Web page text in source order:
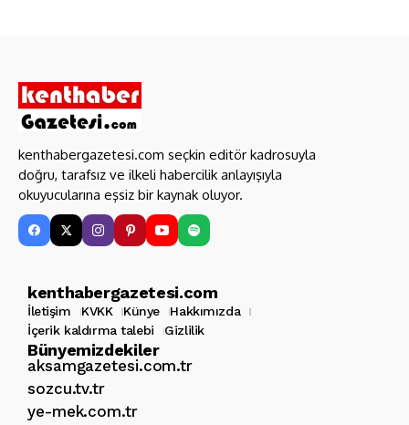
kenthabergazetesi.com seçkin editör kadrosuyla
doğru, tarafsız ve ilkeli habercilik anlayışıyla
okuyucularına eşsiz bir kaynak oluyor.
kenthabergazetesi.com
İletişim KVKK Künye
Hakkımızda
İçerik kaldırma talebi
Gizlilik
Bünyemizdekiler
aksamgazetesi.com.tr
sozcu.tv.tr
ye-mek.com.tr